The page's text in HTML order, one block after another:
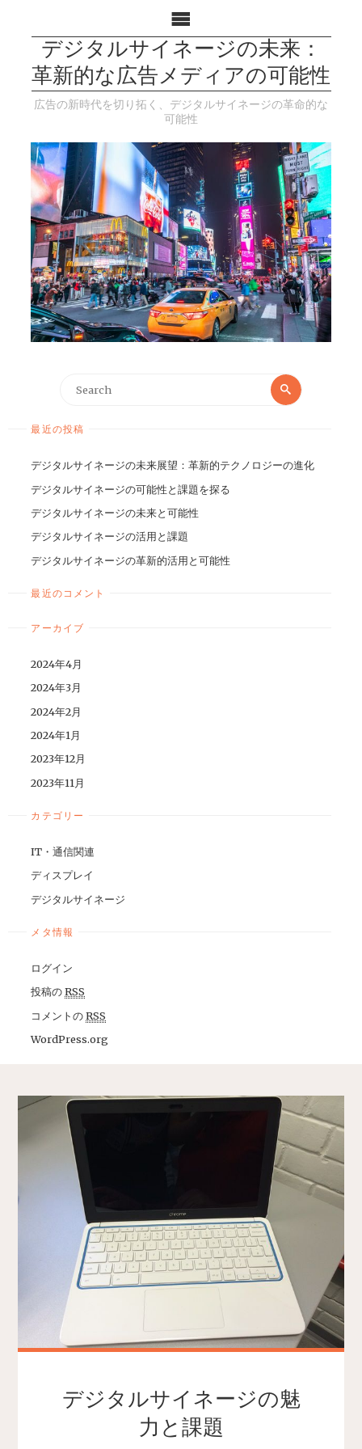
デジタルサイネージの未来：
革新的な広告メディアの可能性
広告の新時代を切り拓く、デジタルサイネージの革命的な
可能性
最近の投稿
デジタルサイネージの未来展望：革新的テクノロジーの進化
デジタルサイネージの可能性と課題を探る
デジタルサイネージの未来と可能性
デジタルサイネージの活用と課題
デジタルサイネージの革新的活用と可能性
最近のコメント
アーカイブ
2024年4月
2024年3月
2024年2月
2024年1月
2023年12月
2023年11月
カテゴリー
IT・通信関連
ディスプレイ
デジタルサイネージ
メタ情報
ログイン
投稿のRSS
コメントのRSS
WordPress.org
デジタルサイネージの魅
力と課題